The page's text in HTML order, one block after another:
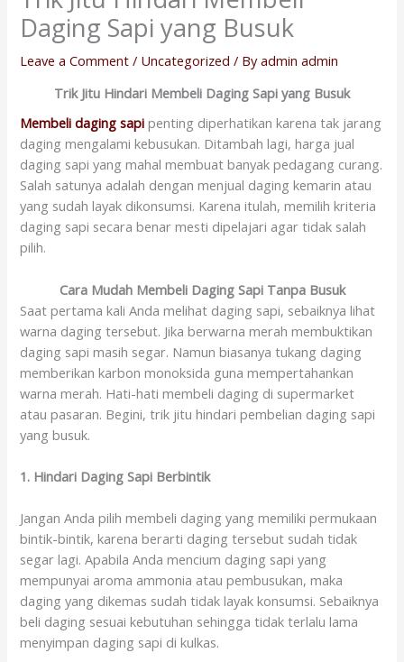
Daging Sapi yang Busuk
Leave a Comment / Uncategorized / Byadmin admin
Trik Jitu Hindari Membeli Daging Sapi yang Busuk
Membeli daging sapi penting diperhatikan karena tak jarang
daging mengalami kebusukan. Ditambah lagi, harga jual
daging sapi yang mahal membuat banyak pedagang curang.
Salah satunya adalah dengan menjual daging kemarin atau
yang sudah layak dikonsumsi. Karena itulah, memilih kriteria
daging sapi secara benar mesti dipelajari agar tidak salah
pilih.
Cara Mudah Membeli Daging Sapi Tanpa Busuk
Saat pertama kali Anda melihat daging sapi, sebaiknya lihat
warna daging tersebut. Jika berwarna merah membuktikan
daging sapi masih segar. Namun biasanya tukang daging
memberikan karbon monoksida guna mempertahankan
warna merah. Hati-hati membeli daging di supermarket
atau pasaran. Begini, trik jitu hindari pembelian daging sapi
yang busuk.
1. Hindari Daging Sapi Berbintik
Jangan Anda pilih membeli daging yang memiliki permukaan
bintik-bintik, karena berarti daging tersebut sudah tidak
segar lagi. Apabila Anda mencium daging sapi yang
mempunyai aroma ammonia atau pembusukan, maka
daging yang dikemas sudah tidak layak konsumsi. Sebaiknya
beli daging sesuai kebutuhan sehingga tidak terlalu lama
menyimpan daging sapi di kulkas.